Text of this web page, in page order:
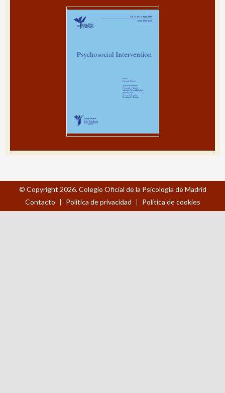
© Copyright 2026. Colegio Oficial de la Psicología de Madrid
Contacto
Política de privacidad Política de cookies